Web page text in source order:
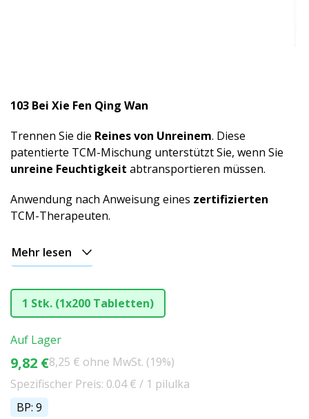
103 Bei Xie Fen Qing Wan
Trennen Sie die Reines von Unreinem. Diese
patentierte TCM-Mischung unterstützt Sie, wenn Sie
unreine Feuchtigkeit abtransportieren müssen.
Anwendung nach Anweisung eines zertifizierten
TCM-Therapeuten.
Mehr lesen
1 Stk. (1x200 Tabletten)
Auf Lager
9,82 €8,25 € ohne MwSt. (19%)
Spezifischer Preis: 0.04 € / 1 pilulka
BP: 9